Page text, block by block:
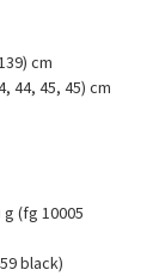
cm
44, 45, 45) cm
g (fg 10005
black)